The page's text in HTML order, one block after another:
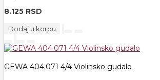
8.125 RSD
Dodaj u korpu
GEWA 404.071 4/4 Violinsko gudalo